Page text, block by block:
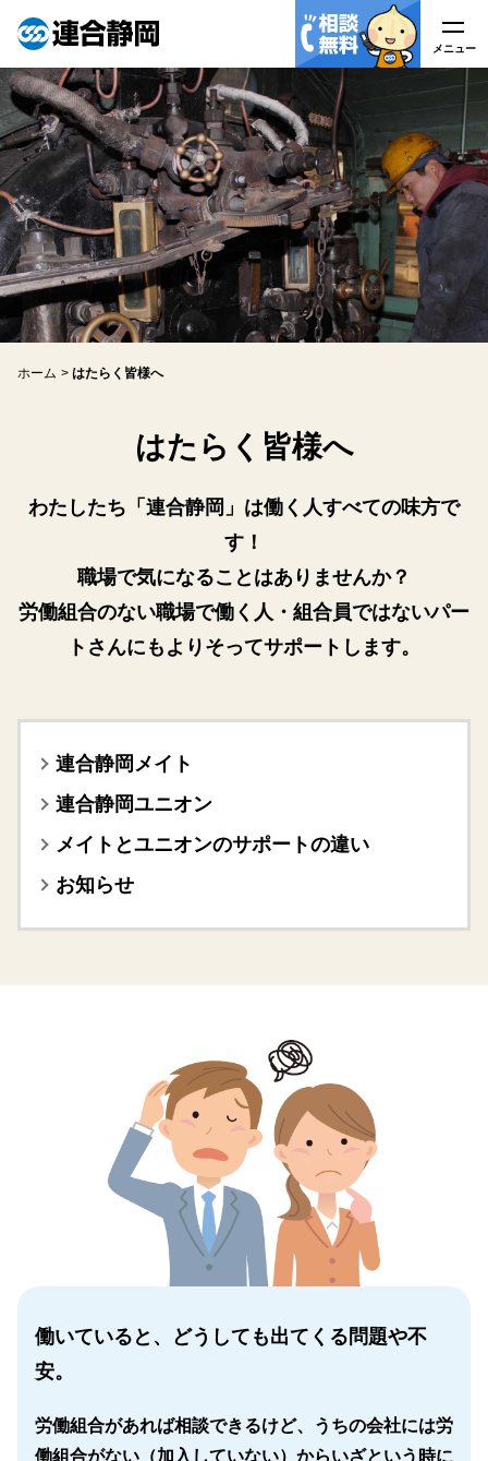
メニュー
メニュー
連合静岡について
はたらく皆様へ
はたらく皆様へ
連合静岡メイト
連合静岡ユニオン
関連リンク
ホーム はたらく皆様へ
はたらく皆様へ
わたしたち「連合静岡」は働く人すべての味方で
す！
職場で気になることはありませんか？
労働組合のない職場で働く人・組合員ではないパー
トさんにもよりそってサポートします。
連合静岡メイト
連合静岡ユニオン
メイトとユニオンのサポートの違い
お知らせ
働いていると、どうしても出てくる問題や不
安。
労働組合があれば相談できるけど、うちの会社には労
働組合がない（加入していない）からいざという時に